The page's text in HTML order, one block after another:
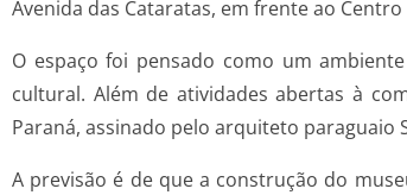
Avenida das Cataratas, em frente ao Centro
O espaço foi pensado como um
cultural. Além de atividades abertas à
Paraná, assinado pelo arquiteto paraguaio
A previsão é de que a construção do